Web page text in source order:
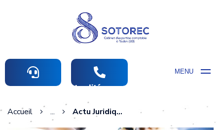
MENU
Actualités comptables
Accueil ... Actu Juridique